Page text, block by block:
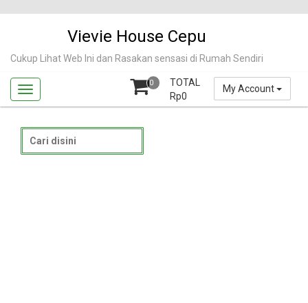
Vievie House Cepu
Cukup Lihat Web Ini dan Rasakan sensasi di Rumah Sendiri
My Account
0
TOTAL
Rp0
for: